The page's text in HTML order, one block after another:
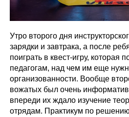
Утро второго дня
зарядки и завтрака, а после
поиграть в квест-игру, которая
педагогам, над чем им еще
организованности. Вообще
вожатых был очень
впереди их ждало изучение
отрядам. Практикум по